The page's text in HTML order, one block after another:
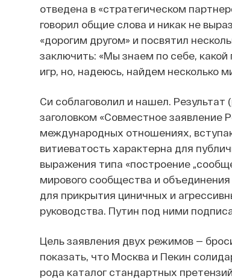
отведена в «стратегическом
говорил общие слова и никак не
«дорогим другом» и посвятил
заключить: «Мы знаем по себе,
игр, но, надеюсь, найдем несколько
Си соблаговолил и нашел. Результат
заголовком «Совместное заявление
международных отношениях,
витиеватость характерна для
выражения типа «построение
мирового сообщества и
для прикрытия циничных и
руководства. Путин под ними
Цель заявления двух режимов —
показать, что Москва и Пекин
рода каталог стандартных